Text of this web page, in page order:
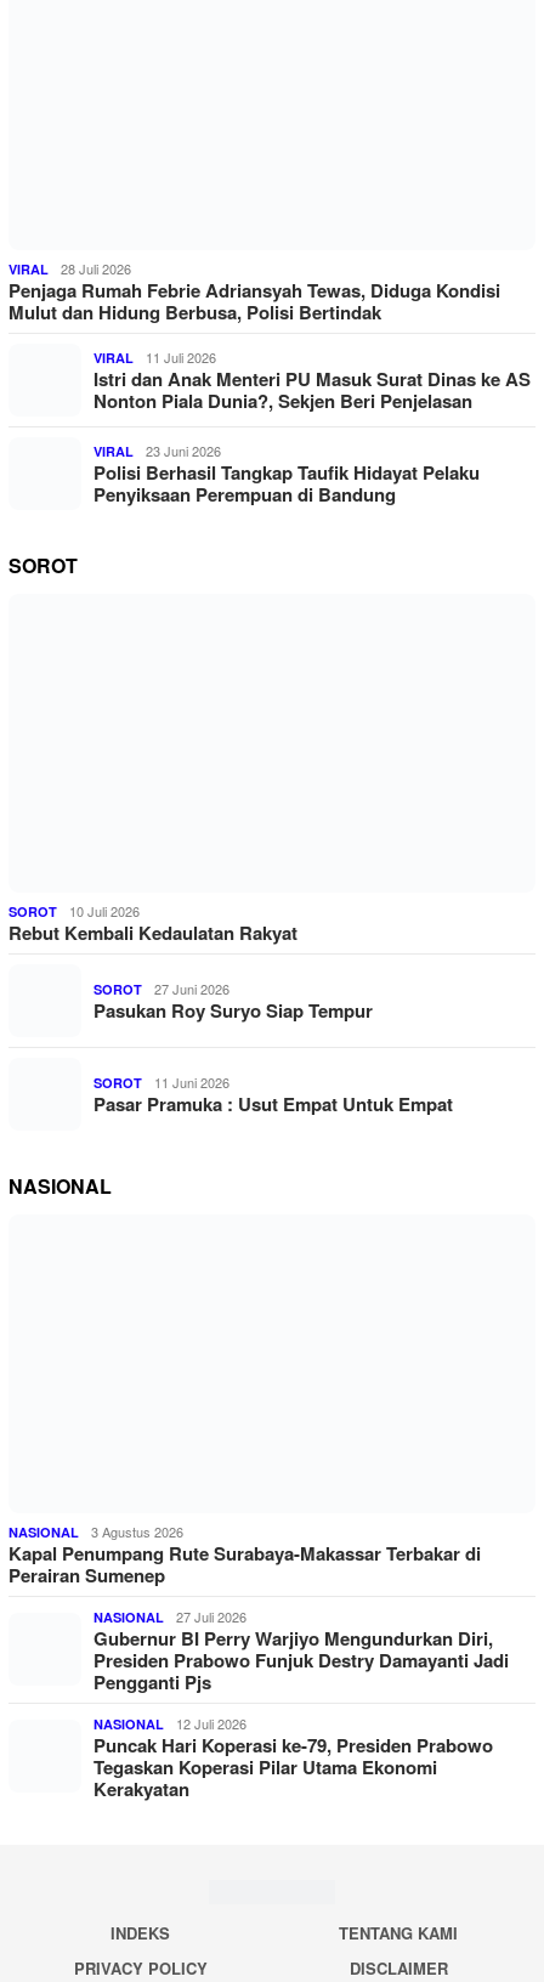
VIRAL 28 Juli 2026
Penjaga Rumah Febrie Adriansyah Tewas, Diduga Kondisi
Mulut dan Hidung Berbusa, Polisi Bertindak
VIRAL 11 Juli 2026
Istri dan Anak Menteri PU Masuk Surat Dinas ke AS
Nonton Piala Dunia?, Sekjen Beri Penjelasan
VIRAL 23 Juni 2026
Polisi Berhasil Tangkap Taufik Hidayat Pelaku
Penyiksaan Perempuan di Bandung
SOROT
SOROT 10 Juli 2026
Rebut Kembali Kedaulatan Rakyat
SOROT 27 Juni 2026
Pasukan Roy Suryo Siap Tempur
SOROT 11 Juni 2026
Pasar Pramuka : Usut Empat Untuk Empat
NASIONAL
NASIONAL 3 Agustus 2026
Kapal Penumpang Rute Surabaya-Makassar Terbakar di
Perairan Sumenep
NASIONAL 27 Juli 2026
Gubernur BI Perry Warjiyo Mengundurkan Diri,
Presiden Prabowo Funjuk Destry Damayanti Jadi
Pengganti Pjs
NASIONAL 12 Juli 2026
Puncak Hari Koperasi ke-79, Presiden Prabowo
Tegaskan Koperasi Pilar Utama Ekonomi
Kerakyatan
INDEKS
TENTANG KAMI
PRIVACY POLICY
DISCLAIMER